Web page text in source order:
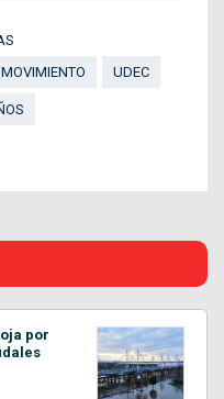
UDEC
por